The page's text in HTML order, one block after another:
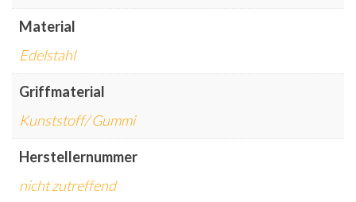
Material
Edelstahl
Griffmaterial
Kunststoff/ Gummi
Herstellernummer
nicht zutreffend